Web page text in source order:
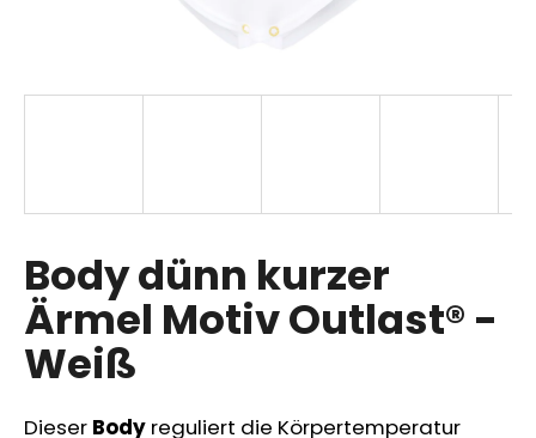
Body dünn kurzer
Ärmel Motiv Outlast® -
Weiß
Dieser Body reguliert die Körpertemperatur
SUCHEN
i
e
m
p
f
e